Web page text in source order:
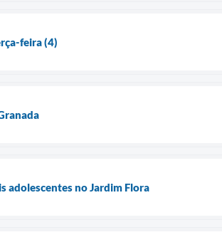
feira (4)
adolescentes no Jardim Flora